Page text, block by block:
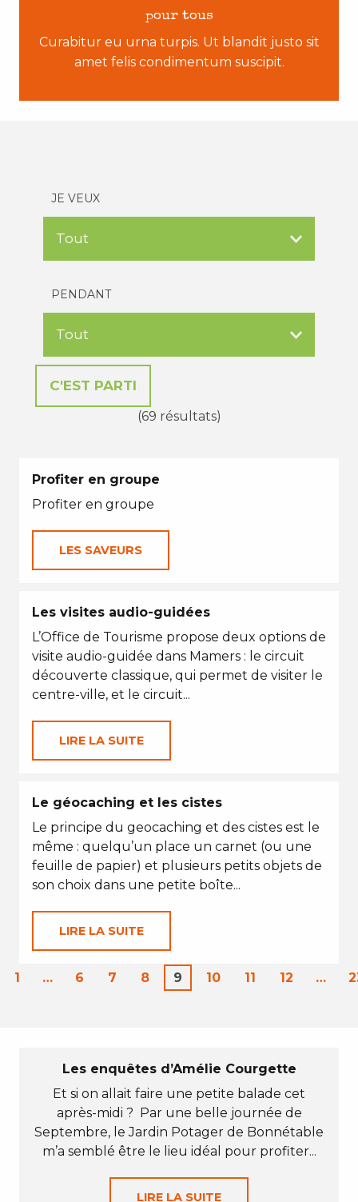
pour tous
Curabitur eu urna turpis. Ut blandit justo sit
amet felis condimentum suscipit.
JE VEUX
PENDANT
(69 résultats)
Profiter en groupe
Profiter en groupe
LES SAVEURS
Les visites audio-guidées
L’Office de Tourisme propose deux options de
visite audio-guidée dans Mamers : le circuit
découverte classique, qui permet de visiter le
centre-ville, et le circuit...
LIRE LA SUITE
Le géocaching et les cistes
Le principe du geocaching et des cistes est le
même : quelqu’un place un carnet (ou une
feuille de papier) et plusieurs petits objets de
son choix dans une petite boîte...
LIRE LA SUITE
1 … 6 7 8 9 10 11 12 …
Les enquêtes d’Amélie Courgette
Et si on allait faire une petite balade cet
après-midi ? Par une belle journée de
Septembre, le Jardin Potager de Bonnétable
m’a semblé être le lieu idéal pour profiter...
LIRE LA SUITE